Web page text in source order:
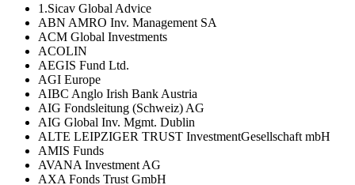
1.Sicav Global Advice
ABN AMRO Inv. Management SA
ACM Global Investments
ACOLIN
AEGIS Fund Ltd.
AGI Europe
AIBC Anglo Irish Bank Austria
AIG Fondsleitung (Schweiz) AG
AIG Global Inv. Mgmt. Dublin
ALTE LEIPZIGER TRUST InvestmentGesellschaft mbH
AMIS Funds
AVANA Investment AG
AXA Fonds Trust GmbH